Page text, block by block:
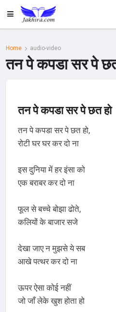
Home audio-video
तन पे कपडा सर पे
तन पे कपडा सर पे छत हो
तन पे कपडा सर पे छत हो,
रोटी घर घर कर दो ना
इस दुनिया में हर इंसा को
एक बराबर कर दो ना
फूल से बच्चे बोझा ढोते,
कलियों के बाजार सजे
देखा जाए न मुझसे ये सब
आखे पत्थर कर दो ना
ऊपर ऐसा कोई नहीं
जो जाँ लेके खुश होता हो